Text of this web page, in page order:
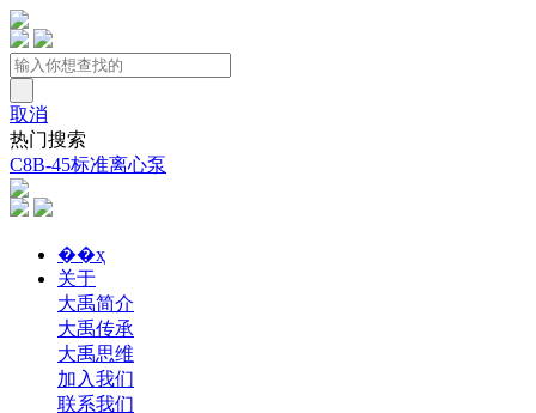
取消
热门搜索
C8B-45标准离心泵
��ҳ
关于
大禹简介
大禹传承
大禹思维
加入我们
联系我们